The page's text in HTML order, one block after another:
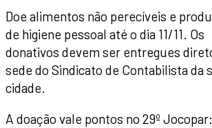
Doe alimentos não perecíveis e
de higiene pessoal até o dia 11/11. Os
donativos devem ser entregues
sede do Sindicato de Contabilista da
cidade.
A doação vale pontos no 29º Jocopar: